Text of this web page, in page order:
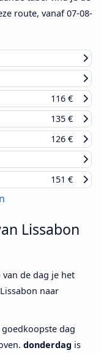
route, vanaf07-08-
116 €
135 €
126 €
151 €
Lissabon
de dag je het
naar
goedkoopste dag
donderdag is